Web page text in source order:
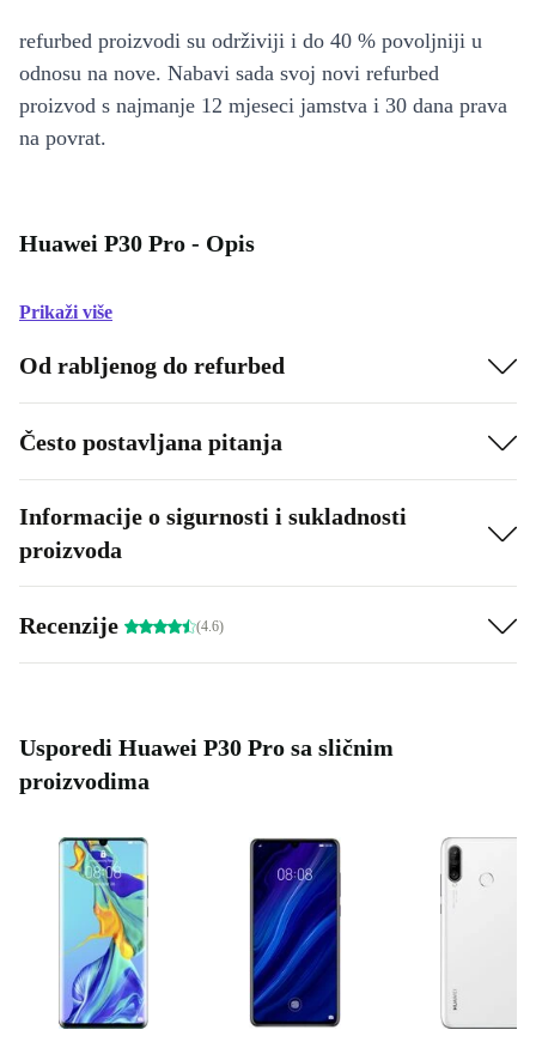
refurbed proizvodi su održiviji i do 40 % povoljniji u
odnosu na nove. Nabavi sada svoj novi refurbed
proizvod s najmanje 12 mjeseci jamstva i 30 dana prava
na povrat.
Huawei P30 Pro - Opis
Prikaži više
Od rabljenog do refurbed
Često postavljana pitanja
Informacije o sigurnosti i sukladnosti
proizvoda
Recenzije (4.6)
Usporedi Huawei P30 Pro sa sličnim
proizvodima